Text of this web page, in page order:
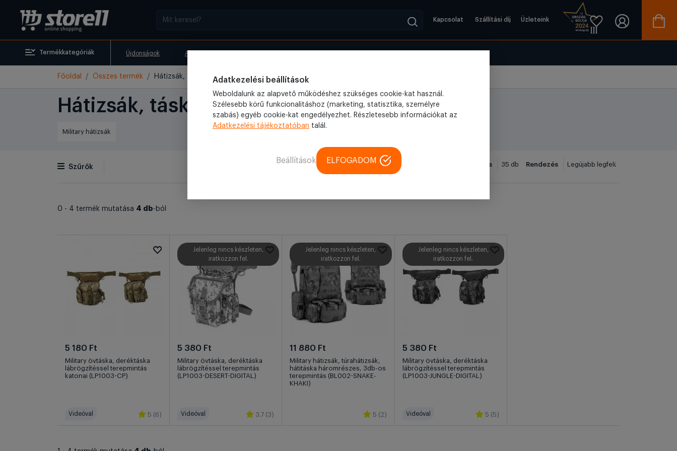
Kapcsolat Szállítási díj Üzleteink
Termékkategóriák Újdonságok Akciók
Főoldal Összes termék Hátizsák, táska
Hátizsák, táska
Military hátizsák
Szűrők Megjelenítés Rendezés
0 - 4 termék mutatása 4 db-ból
5 180 Ft
Military övtáska, deréktáska
lábrögzítéssel terepmintás
katonai (LP1003-CP)
Videóval 5 (6)
Jelenleg nincs készleten,
iratkozzon fel.
5 380 Ft
Military övtáska, deréktáska
lábrögzítéssel terepmintás
(LP1003-DESERT-DIGITAL)
Videóval 3.7 (3)
Jelenleg nincs készleten,
iratkozzon fel.
11 880 Ft
Military hátizsák, túrahátizsák,
hátitáska háromrészes, 3db-os
terepmintás (BL002-SNAKE-
KHAKI)
5 (2)
Jelenleg nincs készleten,
iratkozzon fel.
5 380 Ft
Military övtáska, deréktáska
lábrögzítéssel terepmintás
(LP1003-JUNGLE-DIGITAL)
Videóval 5 (5)
Adatkezelési beállítások
Weboldalunk az alapvető működéshez szükséges cookie-kat használ.
Szélesebb körű funkcionalitáshoz (marketing, statisztika, személyre
szabás) egyéb cookie-kat engedélyezhet. Részletesebb információkat az
Adatkezelési tájékoztatóban talál.
Beállítások ELFOGADOM